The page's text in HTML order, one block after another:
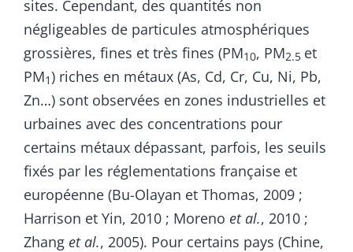
sites. Cependant, des quantités non
négligeables de particules atmosphériques
grossières, fines et très fines (PM10, PM2.5 et
PM1) riches en métaux (As, Cd, Cr, Cu, Ni, Pb,
Zn…) sont observées en zones industrielles et
urbaines avec des concentrations pour
certains métaux dépassant, parfois, les seuils
fixés par les réglementations française et
européenne (Bu-Olayan et Thomas, 2009 ;
Harrison et Yin, 2010 ; Moreno et al., 2010 ;
Zhang et al., 2005). Pour certains pays (Chine,